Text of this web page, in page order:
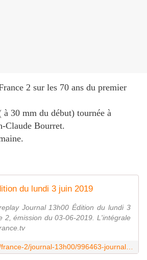
2 sur les 70 ans du premier
à 30 mm du début) tournée à
Claude Bourret.
du lundi 3 juin 2019
Journal 13h00 Édition du lundi 3
2, émission du 03-06-2019. L'intégrale